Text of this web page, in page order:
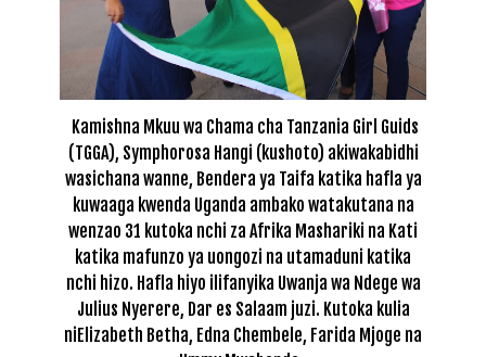
Kamishna Mkuu wa Chama cha Tanzania Girl Guids
(TGGA), Symphorosa Hangi (kushoto) akiwakabidhi
wasichana wanne, Bendera ya Taifa katika hafla ya
kuwaaga kwenda Uganda ambako watakutana na
wenzao 31 kutoka nchi za Afrika Mashariki na Kati
katika mafunzo ya uongozi na utamaduni katika
nchi hizo. Hafla hiyo ilifanyika Uwanja wa Ndege wa
Julius Nyerere, Dar es Salaam juzi. Kutoka kulia
niElizabeth Betha, Edna Chembele, Farida Mjoge na